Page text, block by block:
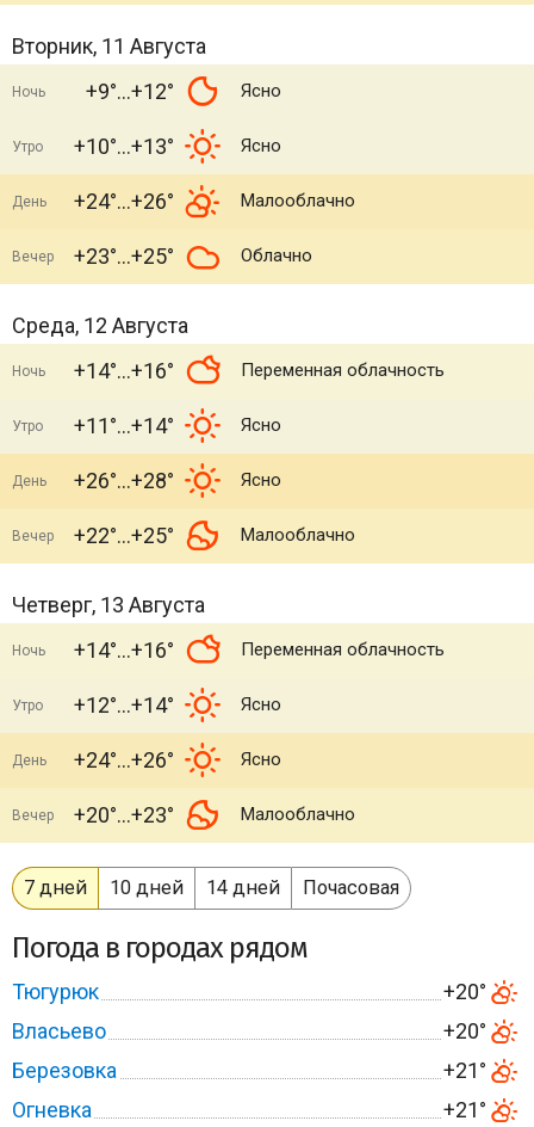
Вторник, 11 Августа
Ночь +9° +12° Ясно
Утро +10° +13° Ясно
День +24° +26° Малооблачно
Вечер +23° +25° Облачно
Среда, 12 Августа
Ночь +14° +16° Переменная облачность
Утро +11° +14° Ясно
День +26° +28° Ясно
Вечер +22° +25° Малооблачно
Четверг, 13 Августа
Ночь +14° +16° Переменная облачность
Утро +12° +14° Ясно
День +24° +26° Ясно
Вечер +20° +23° Малооблачно
7 дней 10 дней 14 дней Почасовая
Погода в городах рядом
Тюгурюк
+20°
Власьево
+20°
Березовка
+21°
Огневка
+21°